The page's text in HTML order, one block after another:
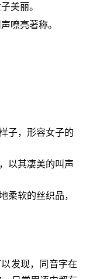
美丽。
嘹亮著称。
子，形容女子的
以其凄美的叫声
柔软的丝织品，
发现，同音字在